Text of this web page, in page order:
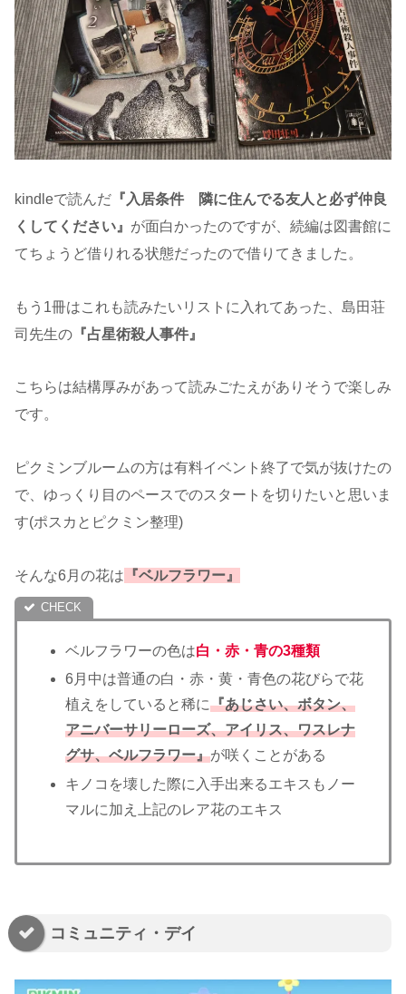
kindleで読んだ 『入居条件 隣に住んでる友人と必ず仲良
くしてください』 が面白かったのですが、続編は図書館に
てちょうど借りれる状態だったので借りてきました。
もう1冊はこれも読みたいリストに入れてあった、島田荘
司先生の 『占星術殺人事件』
こちらは結構厚みがあって読みごたえがありそうで楽しみ
です。
ピクミンブルームの方は有料イベント終了で気が抜けたの
で、ゆっくり目のペースでのスタートを切りたいと思いま
す(ポスカとピクミン整理)
そんな6月の花は 『ベルフラワー』
ベルフラワーの色は白・赤・青の3種類
6月中は普通の白・赤・黄・青色の花びらで花
植えをしていると稀に『あじさい、ボタン、
アニバーサリーローズ、アイリス、ワスレナ
グサ、ベルフラワー』が咲くことがある
キノコを壊した際に入手出来るエキスもノー
マルに加え上記のレア花のエキス
コミュニティ・デイ